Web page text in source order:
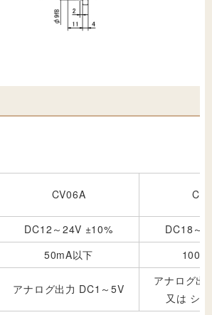
CV06A
DC12～24V ±10%
DC18～
50mA以下
アナログ出力 DC1～5V
アナログ出
又は シ